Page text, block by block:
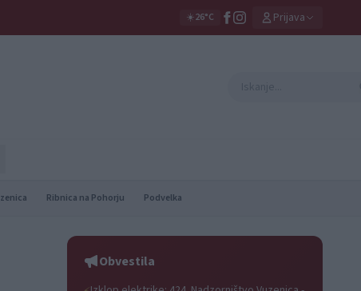
☀️26°C Prijava
Ribnica na Pohorju Podvelka
Obvestila